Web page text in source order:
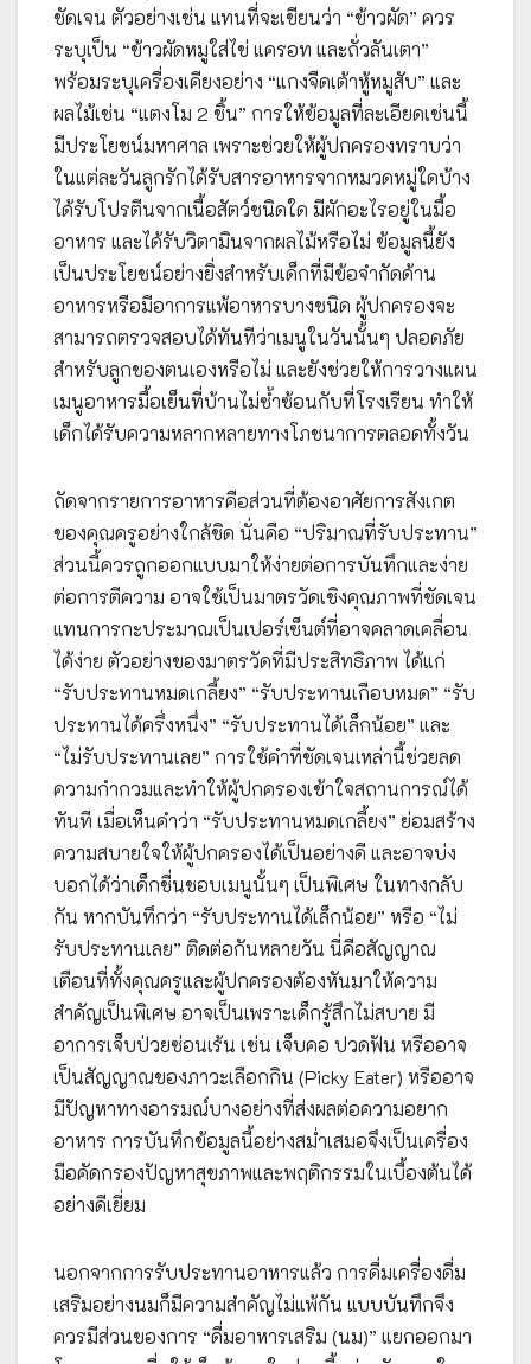
ชัดเจน ตัวอย่างเช่น แทนที่จะเขียนว่า “ข้าวผัด” ควร
ระบุเป็น “ข้าวผัดหมูใส่ไข่ แครอท และถั่วลันเตา”
พร้อมระบุเครื่องเคียงอย่าง “แกงจืดเต้าหู้หมูสับ” และ
ผลไม้เช่น “แตงโม 2 ชิ้น” การให้ข้อมูลที่ละเอียดเช่นนี้
มีประโยชน์มหาศาล เพราะช่วยให้ผู้ปกครองทราบว่า
ในแต่ละวันลูกรักได้รับสารอาหารจากหมวดหมู่ใดบ้าง
ได้รับโปรตีนจากเนื้อสัตว์ชนิดใด มีผักอะไรอยู่ในมื้อ
อาหาร และได้รับวิตามินจากผลไม้หรือไม่ ข้อมูลนี้ยัง
เป็นประโยชน์อย่างยิ่งสำหรับเด็กที่มีข้อจำกัดด้าน
อาหารหรือมีอาการแพ้อาหารบางชนิด ผู้ปกครองจะ
สามารถตรวจสอบได้ทันทีว่าเมนูในวันนั้นๆ ปลอดภัย
สำหรับลูกของตนเองหรือไม่ และยังช่วยให้การวางแผน
เมนูอาหารมื้อเย็นที่บ้านไม่ซ้ำซ้อนกับที่โรงเรียน ทำให้
เด็กได้รับความหลากหลายทางโภชนาการตลอดทั้งวัน
ถัดจากรายการอาหารคือส่วนที่ต้องอาศัยการสังเกต
ของคุณครูอย่างใกล้ชิด นั่นคือ “ปริมาณที่รับประทาน”
ส่วนนี้ควรถูกออกแบบมาให้ง่ายต่อการบันทึกและง่าย
ต่อการตีความ อาจใช้เป็นมาตรวัดเชิงคุณภาพที่ชัดเจน
แทนการกะประมาณเป็นเปอร์เซ็นต์ที่อาจคลาดเคลื่อน
ได้ง่าย ตัวอย่างของมาตรวัดที่มีประสิทธิภาพ ได้แก่
“รับประทานหมดเกลี้ยง” “รับประทานเกือบหมด” “รับ
ประทานได้ครึ่งหนึ่ง” “รับประทานได้เล็กน้อย” และ
“ไม่รับประทานเลย” การใช้คำที่ชัดเจนเหล่านี้ช่วยลด
ความกำกวมและทำให้ผู้ปกครองเข้าใจสถานการณ์ได้
ทันที เมื่อเห็นคำว่า “รับประทานหมดเกลี้ยง” ย่อมสร้าง
ความสบายใจให้ผู้ปกครองได้เป็นอย่างดี และอาจบ่ง
บอกได้ว่าเด็กชื่นชอบเมนูนั้นๆ เป็นพิเศษ ในทางกลับ
กัน หากบันทึกว่า “รับประทานได้เล็กน้อย” หรือ “ไม่
รับประทานเลย” ติดต่อกันหลายวัน นี่คือสัญญาณ
เตือนที่ทั้งคุณครูและผู้ปกครองต้องหันมาให้ความ
สำคัญเป็นพิเศษ อาจเป็นเพราะเด็กรู้สึกไม่สบาย มี
อาการเจ็บป่วยซ่อนเร้น เช่น เจ็บคอ ปวดฟัน หรืออาจ
เป็นสัญญาณของภาวะเลือกกิน (Picky Eater) หรืออาจ
มีปัญหาทางอารมณ์บางอย่างที่ส่งผลต่อความอยาก
อาหาร การบันทึกข้อมูลนี้อย่างสม่ำเสมอจึงเป็นเครื่อง
มือคัดกรองปัญหาสุขภาพและพฤติกรรมในเบื้องต้นได้
อย่างดีเยี่ยม
นอกจากการรับประทานอาหารแล้ว การดื่มเครื่องดื่ม
เสริมอย่างนมก็มีความสำคัญไม่แพ้กัน แบบบันทึกจึง
ควรมีส่วนของการ “ดื่มอาหารเสริม (นม)” แยกออกมา